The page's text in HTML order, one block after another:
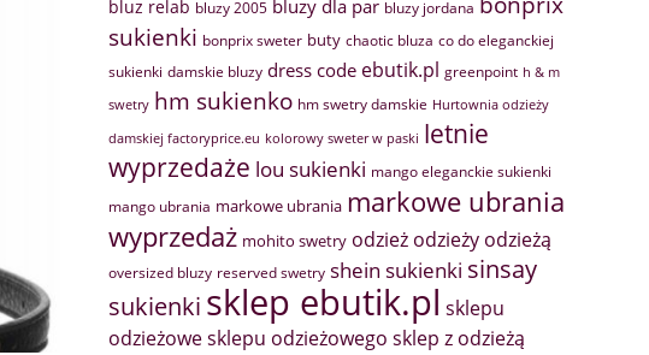
bluz relab bluzy 2005 bluzy dla par bluzy jordana
sukienki bonprix sweter buty chaotic bluza co do eleganckiej
sukienki damskie bluzy dress code ebutik.pl greenpoint h & m
swetry hm sukienko hm swetry damskie Hurtownia odzieży
damskiej factoryprice.eu kolorowy sweter w paski letnie
wyprzedaże lou sukienki mango eleganckie sukienki
mango ubrania markowe ubrania markowe ubrania
wyprzedaż mohito swetry odzież odzieży odzieżą
oversized bluzy reserved swetry shein sukienki sinsay
sukienki sklep ebutik.pl sklepu
odzieżowesklepu odzieżowego sklep z odzieżą